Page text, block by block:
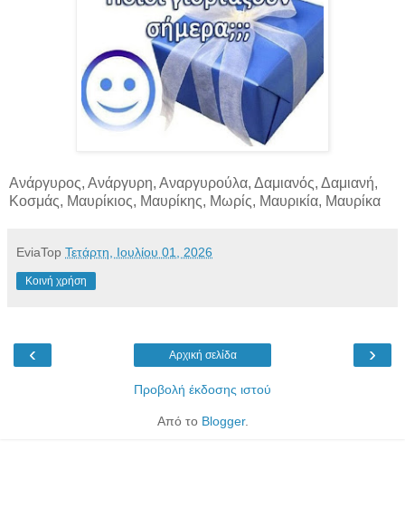
Ανάργυρος, Ανάργυρη, Αναργυρούλα, Δαμιανός, Δαμιανή,
Κοσμάς, Μαυρίκιος, Μαυρίκης, Μωρίς, Μαυρικία, Μαυρίκα
EviaTop Τετάρτη, Ιουλίου 01, 2026
Κοινή χρήση
‹ ›
Αρχική σελίδα
Προβολή έκδοσης ιστού
Από το Blogger.